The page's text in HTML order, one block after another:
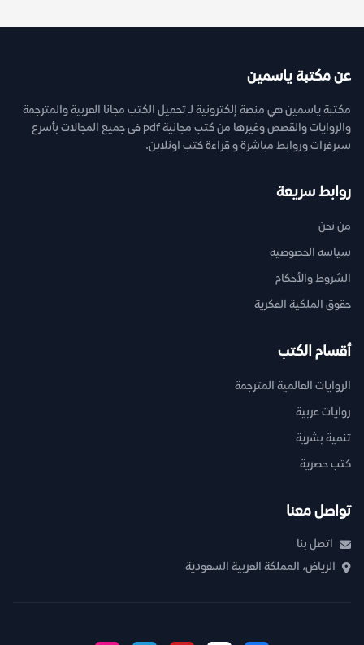
عن مكتبة ياسمين
مكتبة ياسمين هي منصة إلكترونية لـ تحميل الكتب مجانا العربية والمترجمة
والروايات والقصص وغيرها من كتب مجانية pdf فى جميع المجالات بأسرع
سيرفرات وروابط مباشرة و قراءة كتب اونلاين.
روابط سريعة
من نحن
سياسة الخصوصية
الشروط والأحكام
حقوق الملكية الفكرية
أقسام الكتب
الروايات العالمية المترجمة
روايات عربية
تنمية بشرية
كتب حصرية
تواصل معنا
اتصل بنا
الرياض، المملكة العربية السعودية